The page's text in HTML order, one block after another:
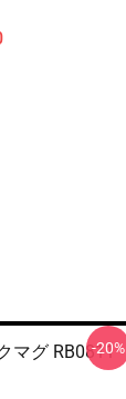
マグ RB0811
-20%